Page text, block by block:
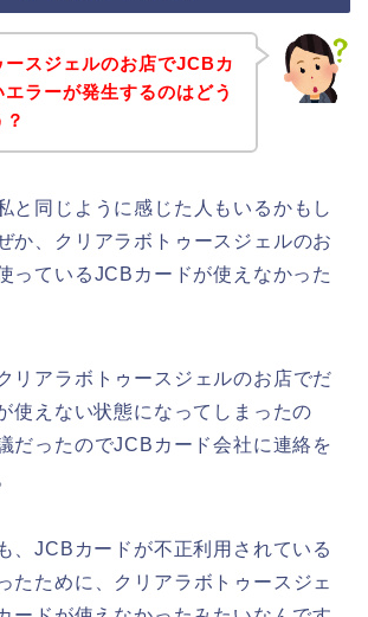
ースジェルのお店でJCBカ
ラーが発生するのはどう
と同じように感じた人もいるかもし
か、クリアラボトゥースジェルのお
っているJCBカードが使えなかった
リアラボトゥースジェルのお店でだ
使えない状態になってしまったの
だったのでJCBカード会社に連絡を
、JCBカードが不正利用されている
たために、クリアラボトゥースジェ